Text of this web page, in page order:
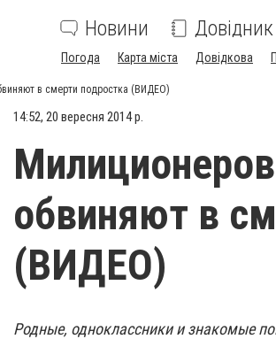
Новини Довідник
Погода Карта міста Довідкова
в смерти подростка (ВИДЕО)
14:52, 20 вересня 2014 р.
обвиняют в
(ВИДЕО)
Родные, одноклассники и знакомые